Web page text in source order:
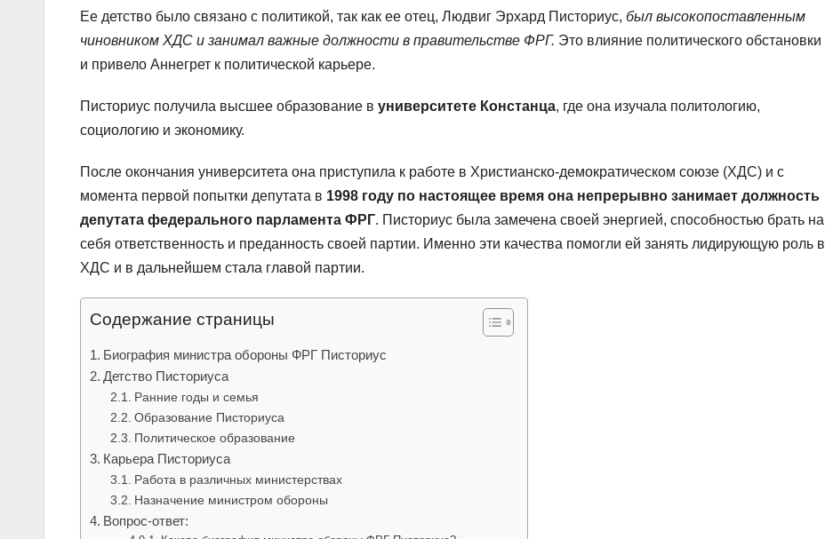
Ее детство было связано с политикой, так как ее отец, Людвиг Эрхард Писториус, был высокопоставленным
чиновником ХДС и занимал важные должности в правительстве ФРГ. Это влияние политического обстановки
и привело Аннегрет к политической карьере.
Писториус получила высшее образование в университете Констанца, где она изучала политологию,
социологию и экономику.
После окончания университета она приступила к работе в Христианско-демократическом союзе (ХДС) и с
момента первой попытки депутата в 1998 году по настоящее время она непрерывно занимает должность
депутата федерального парламента ФРГ. Писториус была замечена своей энергией, способностью брать на
себя ответственность и преданность своей партии. Именно эти качества помогли ей занять лидирующую роль в
ХДС и в дальнейшем стала главой партии.
Содержание страницы
Биография министра обороны ФРГ Писториус
Детство Писториуса
Ранние годы и семья
Образование Писториуса
Политическое образование
Карьера Писториуса
Работа в различных министерствах
Назначение министром обороны
Вопрос-ответ: